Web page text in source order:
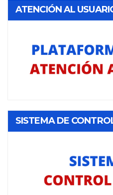
ATENCIÓN AL
SISTEMA DE